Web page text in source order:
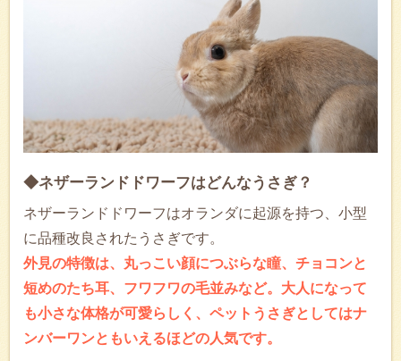
◆ネザーランドドワーフはどんなうさぎ？
ネザーランドドワーフはオランダに起源を持つ、小型
に品種改良されたうさぎです。
外見の特徴は、丸っこい顔につぶらな瞳、チョコンと
短めのたち耳、フワフワの毛並みなど。大人になって
も小さな体格が可愛らしく、ペットうさぎとしてはナ
ンバーワンともいえるほどの人気です。